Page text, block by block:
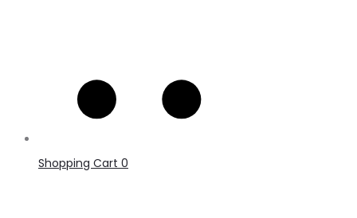
Shopping Cart 0